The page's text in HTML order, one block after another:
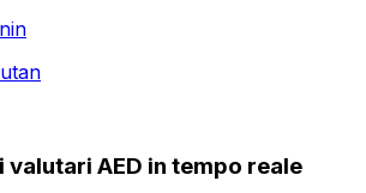
AED in tempo reale